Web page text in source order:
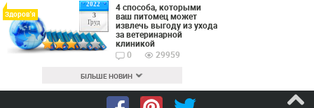
2022
3
Груд
Здоров'я
4 способа, которыми
ваш питомец может
извлечь выгоду из ухода
за ветеринарной
клиникой
0
29959
БІЛЬШЕ НОВИН